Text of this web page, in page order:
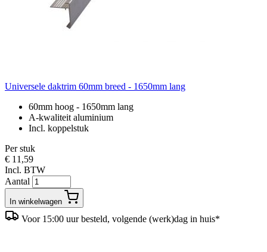
Universele daktrim 60mm breed - 1650mm lang
60mm hoog - 1650mm lang
A-kwaliteit aluminium
Incl. koppelstuk
Per stuk
€ 11,59
Incl. BTW
Aantal
In winkelwagen
Voor 15:00 uur besteld, volgende (werk)dag in huis*